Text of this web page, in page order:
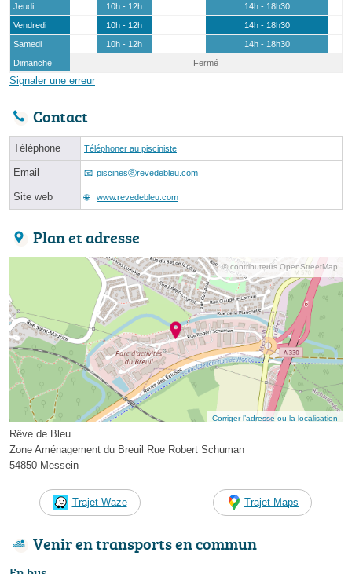
Jeudi
10h - 12h
14h - 18h30
Vendredi
10h - 12h
14h - 18h30
Samedi
10h - 12h
14h - 18h30
Dimanche
Fermé
Signaler une erreur
Contact
Téléphone Téléphoner au pisciniste
Email piscinesⓐrevedebleu.com
Site web www.revedebleu.com
Plan et adresse
© contributeurs OpenStreetMap
Corriger l’adresse ou la localisation
Rêve de Bleu
Zone Aménagement du Breuil Rue Robert Schuman
54850 Messein
Trajet Waze Trajet Maps
Venir en transports en commun